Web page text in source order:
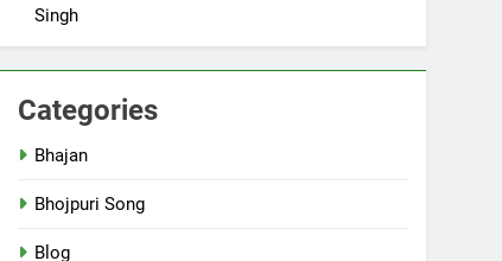
Singh
Categories
Bhajan
Bhojpuri Song
Blog